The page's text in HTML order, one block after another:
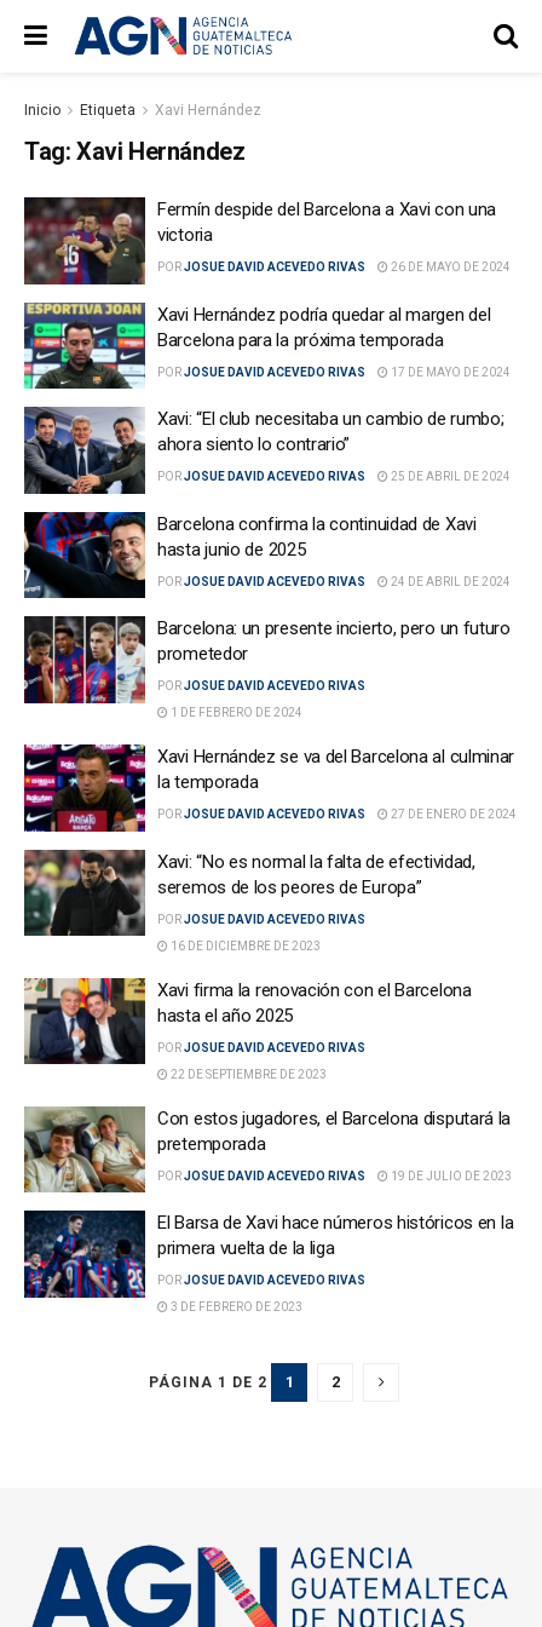
Inicio Etiqueta Xavi Hernández
Tag: Xavi Hernández
Fermín despide del Barcelona a Xavi con una
victoria
PORJOSUE DAVID ACEVEDO RIVAS 26 DE MAYO DE 2024
Xavi Hernández podría quedar al margen del
Barcelona para la próxima temporada
PORJOSUE DAVID ACEVEDO RIVAS 17 DE MAYO DE 2024
Xavi: “El club necesitaba un cambio de rumbo;
ahora siento lo contrario”
PORJOSUE DAVID ACEVEDO RIVAS 25 DE ABRIL DE 2024
Barcelona confirma la continuidad de Xavi
hasta junio de 2025
PORJOSUE DAVID ACEVEDO RIVAS 24 DE ABRIL DE 2024
Barcelona: un presente incierto, pero un futuro
prometedor
PORJOSUE DAVID ACEVEDO RIVAS
1 DE FEBRERO DE 2024
Xavi Hernández se va del Barcelona al culminar
la temporada
PORJOSUE DAVID ACEVEDO RIVAS 27 DE ENERO DE 2024
Xavi: “No es normal la falta de efectividad,
seremos de los peores de Europa”
PORJOSUE DAVID ACEVEDO RIVAS
16 DE DICIEMBRE DE 2023
Xavi firma la renovación con el Barcelona
hasta el año 2025
PORJOSUE DAVID ACEVEDO RIVAS
22 DE SEPTIEMBRE DE 2023
Con estos jugadores, el Barcelona disputará la
pretemporada
PORJOSUE DAVID ACEVEDO RIVAS 19 DE JULIO DE 2023
El Barsa de Xavi hace números históricos en la
primera vuelta de la liga
PORJOSUE DAVID ACEVEDO RIVAS
3 DE FEBRERO DE 2023
PÁGINA 1 DE 2 1 2